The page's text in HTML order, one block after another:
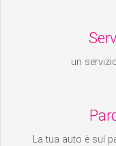
un
La tua auto è sul